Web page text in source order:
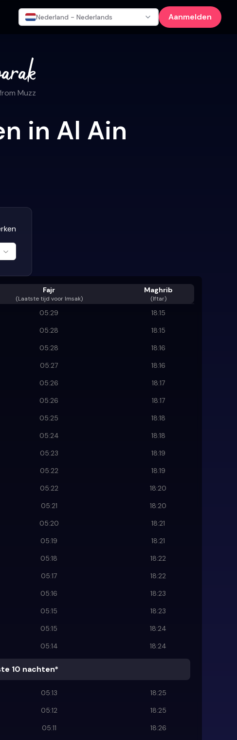
Nederland - Nederlands Aanmelden
Muzz
in Al Ain
Fajr
(Laatste tijd voor Imsak)
Maghrib
(Iftar)
05:29
18:15
05:28
18:15
05:28
18:16
05:27
18:16
05:26
18:17
05:26
18:17
05:25
18:18
05:24
18:18
05:23
18:19
05:22
18:19
05:22
18:20
05:21
18:20
05:20
18:21
05:19
18:21
05:18
18:22
05:17
18:22
05:16
18:23
05:15
18:23
05:15
18:24
05:14 18:24
10 nachten*
05:13
18:25
05:12
18:25
05:11
18:26